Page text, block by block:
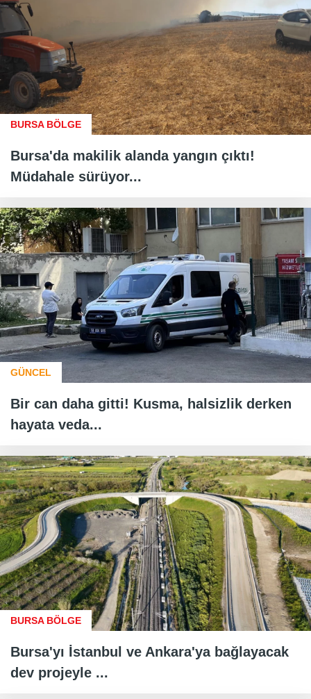
BURSA BÖLGE
Bursa'da makilik alanda yangın çıktı!
Müdahale sürüyor...
GÜNCEL
Bir can daha gitti! Kusma, halsizlik derken
hayata veda...
BURSA BÖLGE
Bursa'yı İstanbul ve Ankara'ya bağlayacak
dev projeyle ...